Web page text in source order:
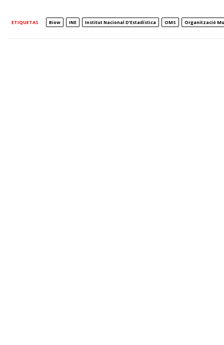
ETIQUETAS Biow INE Institut Nacional D’Estadística OMS Organització